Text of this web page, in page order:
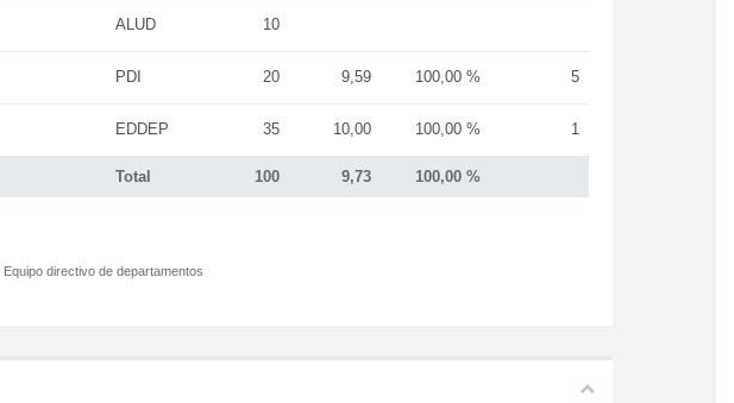
Total 100 9,73 100,00 %
ALUD 10
PDI 20 9,59 100,00 % 5
EDDEP 35 10,00 100,00 % 1
Equipo directivo de departamentos